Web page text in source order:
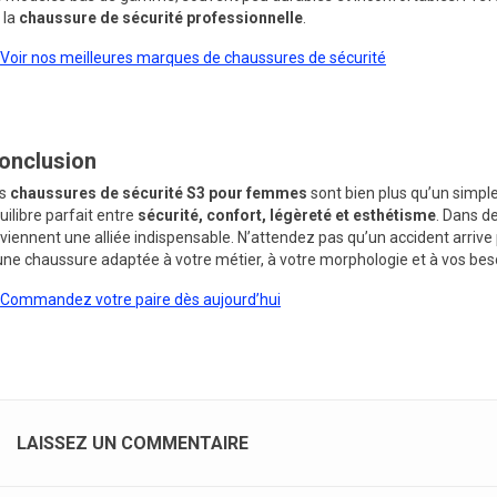
la chaussure de sécurité professionnelle
Voir nos meilleures marques de chaussures de sécurité
chaussures de sécurité S3 pour femmes sont bien plus qu’un
parfait entre sécurité, confort, légèreté et esthétisme . Dans
une alliée indispensable. N’attendez pas qu’un accident
chaussure adaptée à votre métier, à votre morphologie et à vos
Commandez votre paire dès aujourd’hui
LAISSEZ UN COMMENTAIRE